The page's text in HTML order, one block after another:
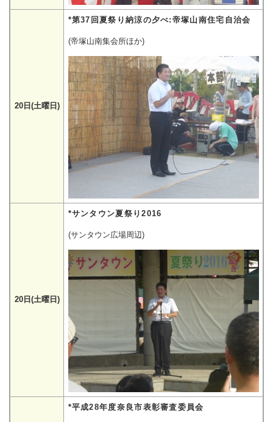
20日(土曜日)
*第37回夏祭り納涼の夕べ:帝塚山南住宅自治会
(帝塚山南集会所ほか)
20日(土曜日)
*サンタウン夏祭り2016
(サンタウン広場周辺)
*平成28年度奈良市表彰審査委員会